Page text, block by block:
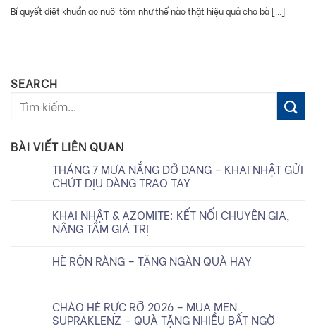
Bí quyết diệt khuẩn ao nuôi tôm như thế nào thật hiệu quả cho bà [...]
SEARCH
BÀI VIẾT LIÊN QUAN
THÁNG 7 MƯA NẮNG DỞ DANG – KHAI NHẬT GỬI
CHÚT DỊU DÀNG TRAO TAY
KHAI NHẬT & AZOMITE: KẾT NỐI CHUYÊN GIA,
NÂNG TẦM GIÁ TRỊ
HÈ RỘN RÀNG – TẶNG NGÀN QUÀ HAY
CHÀO HÈ RỰC RỠ 2026 – MUA MEN
SUPRAKLENZ – QUÀ TẶNG NHIỀU BẤT NGỜ